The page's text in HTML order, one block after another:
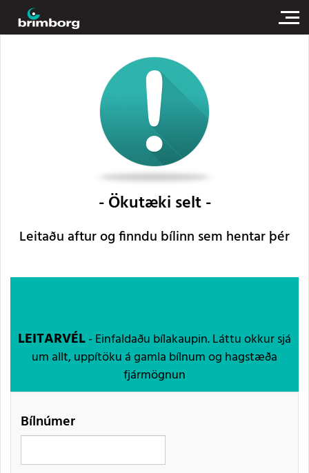
Ökutæki selt
Leitaðu aftur og finndu bílinn sem hentar þér
LEITARVÉL- Einfaldaðu bílakaupin. Láttu okkur sjá
um allt, uppítöku á gamla bílnum og hagstæða
fjármögnun
Bílnúmer